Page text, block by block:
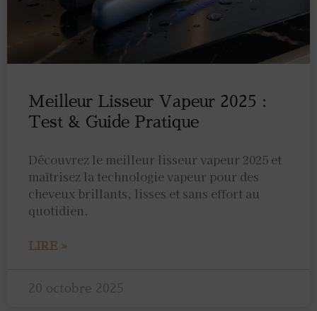
Meilleur Lisseur Vapeur 2025 :
Test & Guide Pratique
Découvrez le meilleur lisseur vapeur 2025 et
maîtrisez la technologie vapeur pour des
cheveux brillants, lisses et sans effort au
quotidien.
LIRE »
20 octobre 2025